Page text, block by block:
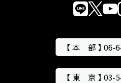
【 本 部 】 06-
【 東 京 】 03-